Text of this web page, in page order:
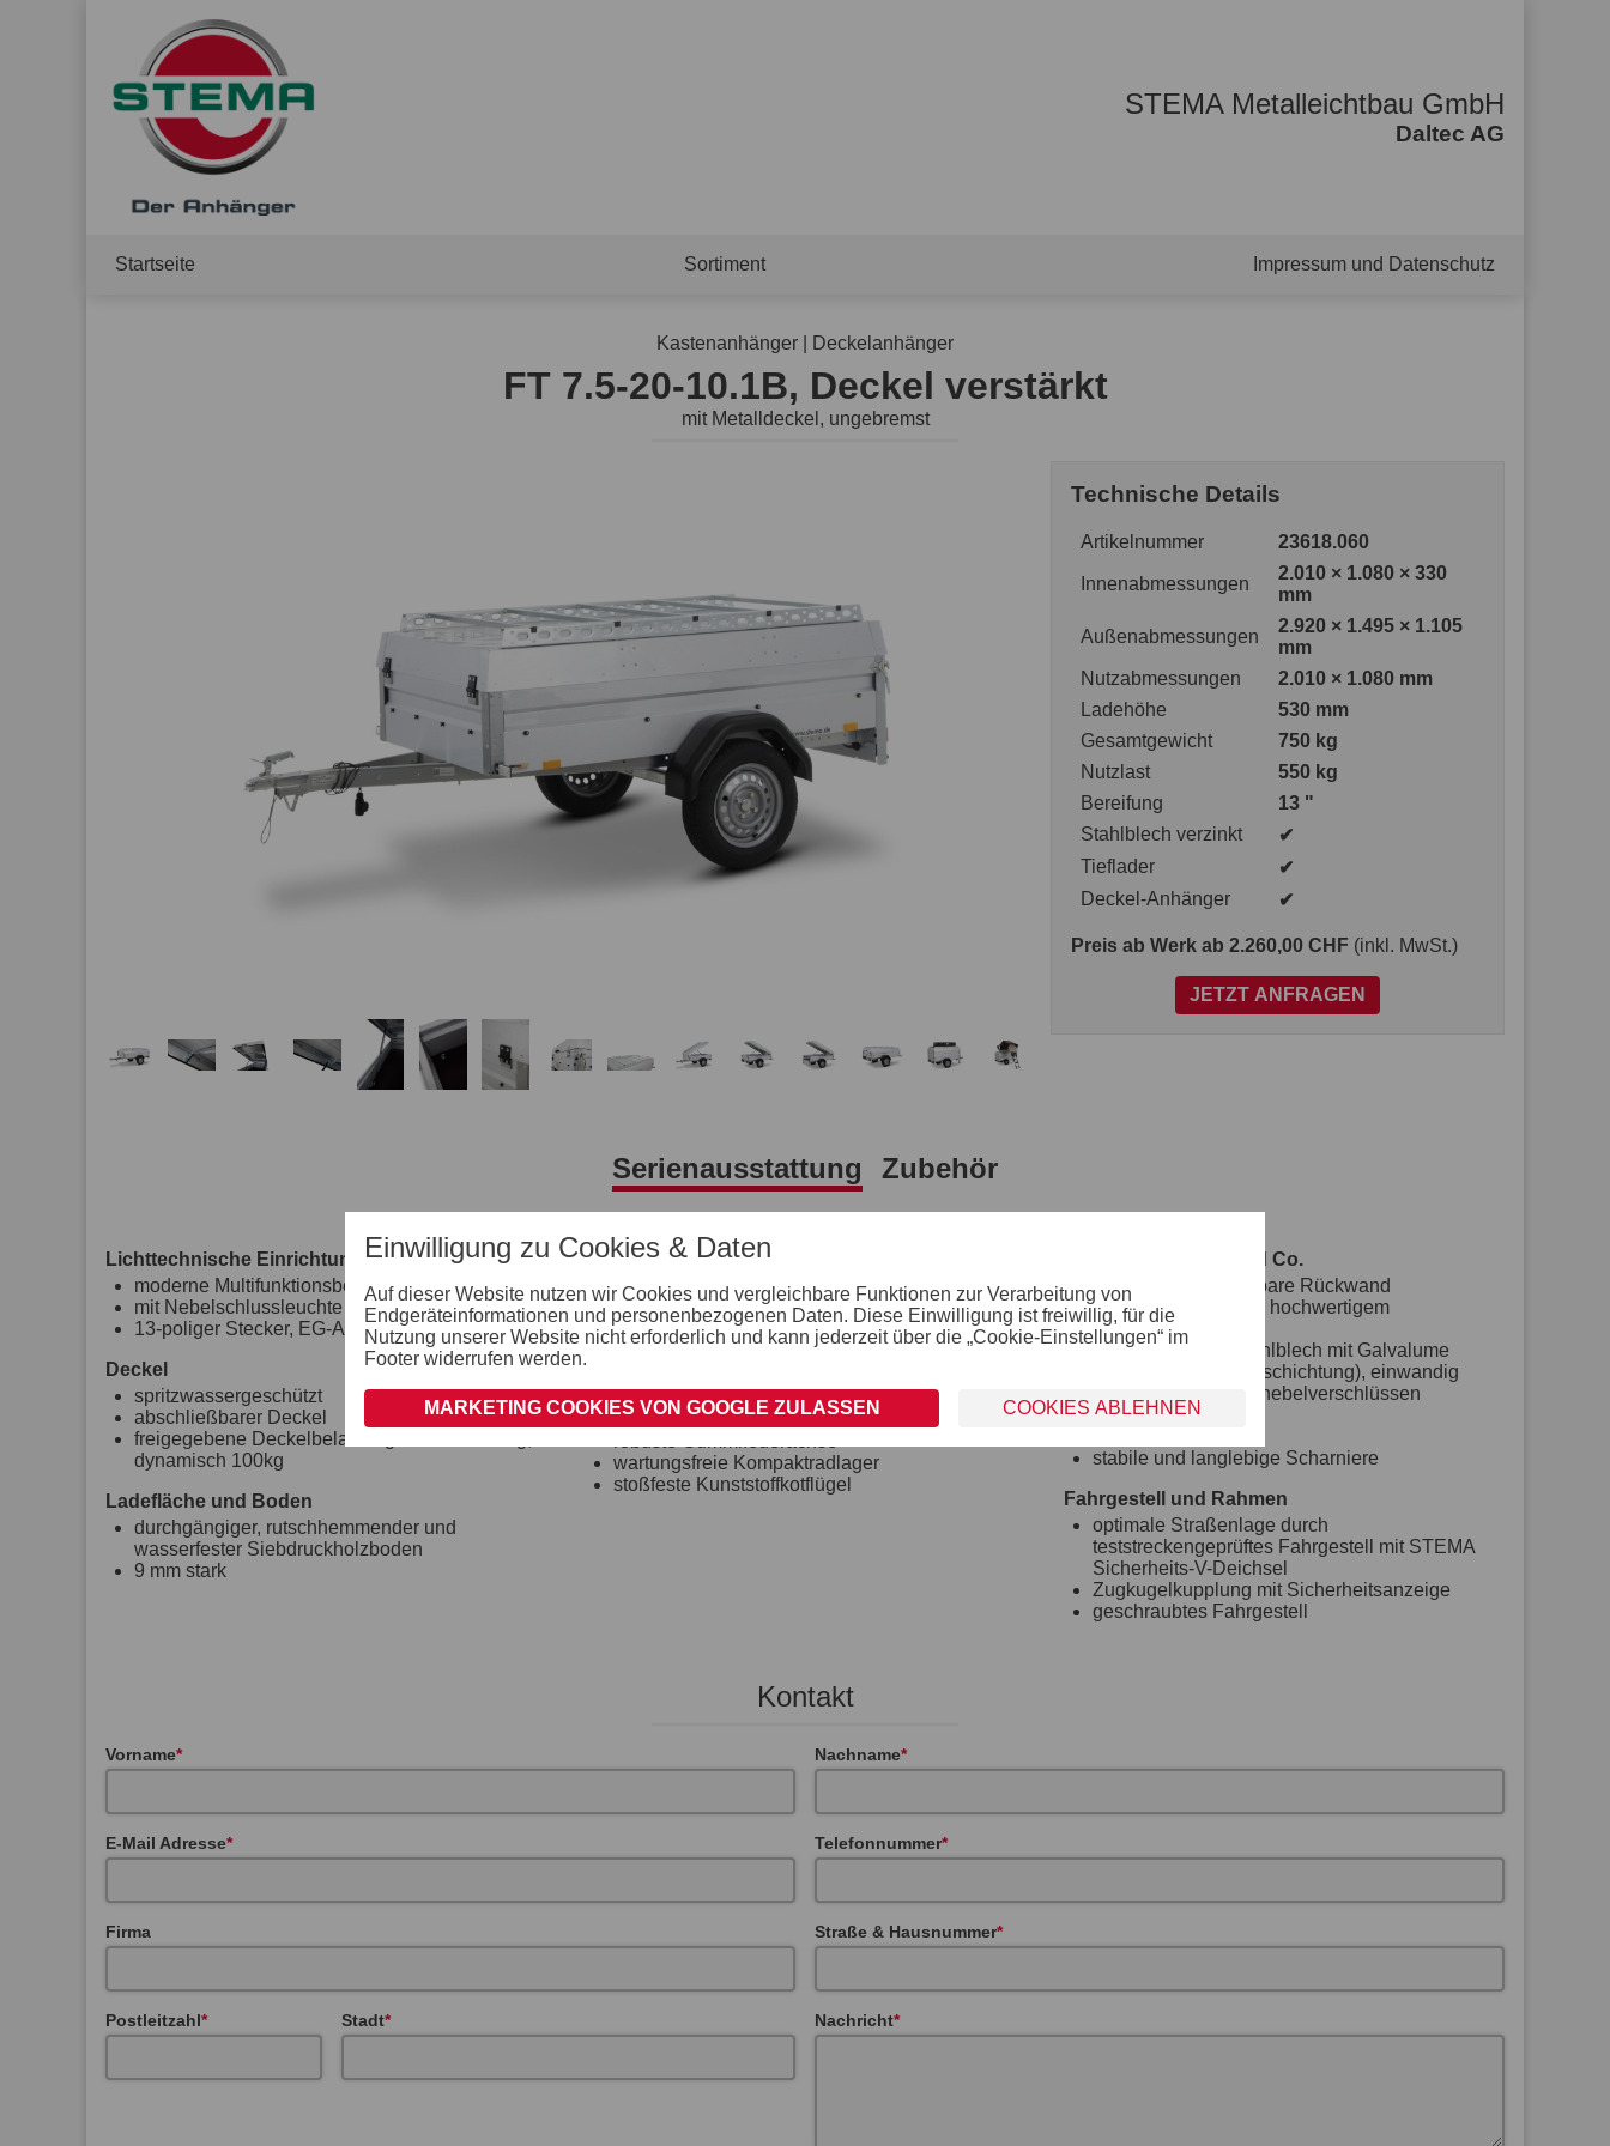
STEMA Metalleichtbau GmbH
Daltec AG
Startseite Sortiment Impressum und Datenschutz
Kastenanhänger | Deckelanhänger
FT 7.5-20-10.1B, Deckel verstärkt
mit Metalldeckel, ungebremst
Technische Details
Artikelnummer 23618.060
Innenabmessungen
2.010 × 1.080 × 330
mm
Außenabmessungen
2.920 × 1.495 × 1.105
mm
Nutzabmessungen
2.010 × 1.080 mm
Ladehöhe
530 mm
Gesamtgewicht
750 kg
Nutzlast
550 kg
Bereifung
13 "
Stahlblech verzinkt
✔
Tieflader
✔
Deckel-Anhänger
✔
Preis ab Werk ab 2.260,00 CHF (inkl. MwSt.)
JETZT ANFRAGEN
Serienausstattung Zubehör
Lichttechnische Einrichtungen
moderne Multifunktionsbeleuchtung
mit Nebelschlussleuchte
13-poliger Stecker, EG-Ausstattung
Deckel
spritzwassergeschützt
abschließbarer Deckel
freigegebene Deckelbelastung: statisch 300kg,
dynamisch 100kg
Ladefläche und Boden
durchgängiger, rutschhemmender und
wasserfester Siebdruckholzboden
9 mm stark
Verzurr- und Sicherungsmöglichkeiten
4 Verzurrhaken auf der Ladefläche im Boden
Einhängemöglichkeiten für Planen und Netze
montierte Einhängeknöpfe zur Fixierung von
Räder und Achsen
wartungsfreie Kompaktradlager
stoßfeste Kunststoffkotflügel
Bordwand, Reling und Co.
klapp- und abnehmbare Rückwand
mit langlebigem und hochwertigem
Korrosionsschutz
Bordwände aus Stahlblech mit Galvalume
(Aluminium-Zink-Beschichtung), einwandig
mit robusten Winkelhebelverschlüssen
feste Vorderwand
stabile und langlebige Scharniere
Fahrgestell und Rahmen
optimale Straßenlage durch
teststreckengeprüftes Fahrgestell mit STEMA
Sicherheits-V-Deichsel
Zugkugelkupplung mit Sicherheitsanzeige
geschraubtes Fahrgestell
Kontakt
Vorname Nachname
E-Mail Adresse Telefonnummer
Firma Straße & Hausnummer
Postleitzahl Stadt Nachricht
Einwilligung zu Cookies & Daten
Auf dieser Website nutzen wir Cookies und vergleichbare Funktionen zur Verarbeitung von
Endgeräteinformationen und personenbezogenen Daten. Diese Einwilligung ist freiwillig, für die
Nutzung unserer Website nicht erforderlich und kann jederzeit über die „Cookie-Einstellungen“ im
Footer widerrufen werden.
MARKETING COOKIES VON GOOGLE ZULASSEN COOKIES ABLEHNEN